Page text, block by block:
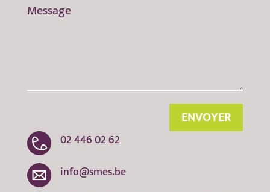
ENVOYER
02 446 02 62
info@smes.be